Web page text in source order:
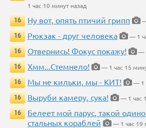
1 час 10 минут назад
16
Ну вот, опять птичий грипп
16
Рюкзак - друг человека
— 1
16
Отвернись! Фокус покажу!
—
16
Хмм...Стемнело!
— 1 час 15
16
Мы не кильки, мы - КИТ!
— 1
16
Выруби камеру, сука!
— 1 час
16
Белеет мой парус, такой
стальных кораблей
— 1 час 19